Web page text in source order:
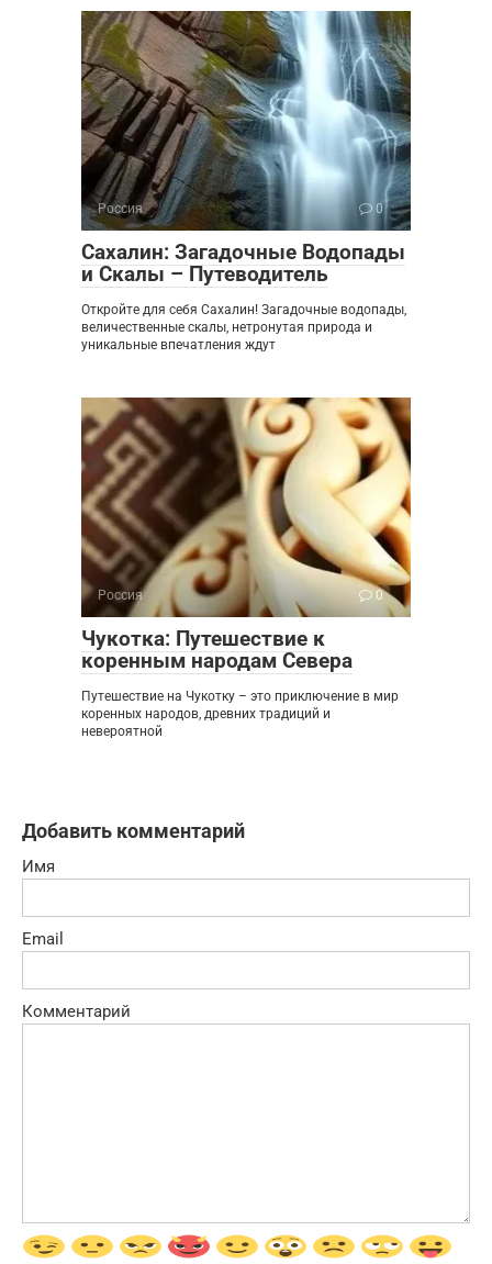
Россия 0
Сахалин: Загадочные Водопады
и Скалы – Путеводитель
Откройте для себя Сахалин! Загадочные водопады,
величественные скалы, нетронутая природа и
уникальные впечатления ждут
Россия 0
Чукотка: Путешествие к
коренным народам Севера
Путешествие на Чукотку – это приключение в мир
коренных народов, древних традиций и
невероятной
Добавить комментарий
Имя
Email
Комментарий